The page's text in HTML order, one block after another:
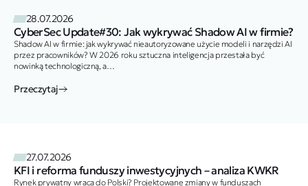
28.07.2026
CyberSec Update#30: Jak wykrywać Shadow AI w firmie?
Shadow AI w firmie: jak wykrywać nieautoryzowane użycie modeli i narzędzi AI
przez pracowników? W 2026 roku sztuczna inteligencja przestała być
nowinką technologiczną, a…
Przeczytaj
27.07.2026
KFI i reforma funduszy inwestycyjnych – analiza KWKR
Rynek prywatny wraca do Polski? Projektowane zmiany w funduszach